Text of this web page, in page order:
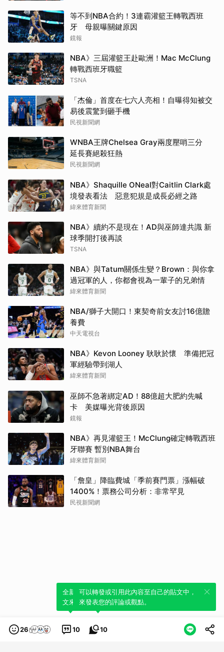
等不到NBA合約！3連霸灌籃王轉戰西班
牙 母親曝關鍵原因
鏡報
NBA》三屆灌籃王赴歐洲！Mac McClung
轉戰西班牙職籃
TSNA
「杰倫」首度在七六人亮相！自曝得知被交
易後震驚到砸手機
民視新聞網
WNBA王牌Chelsea Gray兩度壓哨三分
延長賽絕殺狂熱
民視新聞網
NBA》Shaquille ONeal對Caitlin Clark處
境發表看法 惡意犯規是成長必經之路
緯來體育新聞
NBA》續約不是現在！AD與巫師達共識 新
球季開打後再談
TSNA
NBA》與Tatum關係生變？Brown：與你拿
過冠軍的人，你都會視為一輩子的兄弟情
緯來體育新聞
NBA/獅子大開口！東契奇前女友討16億贍
養費
中天電視台
NBA》Kevon Looney 耿耿於懷 準備把冠
軍經驗帶到湖人
緯來體育新聞
巫師不急著綁定AD！88億超大肥約先喊
卡 美媒曝光背後原因
鏡報
NBA》再見灌籃王！McClung確定轉戰西班
牙聯賽 暫別NBA舞台
緯來體育新聞
「詹皇」降臨費城「季前賽門票」漲幅破
1400%！票務公司分析：非常罕見
民視新聞網
26 10
全新體驗！一鍵引用此內容，透過發布貼
文來輕鬆表達個人立場。
10
可以轉發或引用此內容至自己的貼文中，
來發表您的評論或觀點。